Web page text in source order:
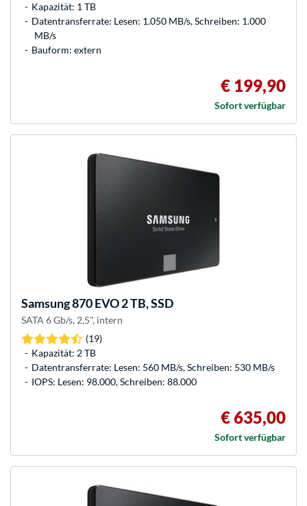
Kapazität: 1 TB
Datentransferrate: Lesen: 1.050 MB/s, Schreiben: 1.000
MB/s
Bauform: extern
€ 199,90
Sofort verfügbar
Samsung870 EVO 2 TB, SSD
SATA 6 Gb/s, 2,5", intern
(19)
Kapazität: 2 TB
Datentransferrate: Lesen: 560 MB/s, Schreiben: 530 MB/s
IOPS: Lesen: 98.000, Schreiben: 88.000
€ 635,00
Sofort verfügbar